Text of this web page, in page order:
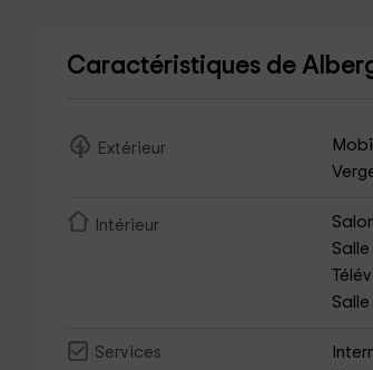
Caractéristiques de
Extérieur
Intérieur
Services